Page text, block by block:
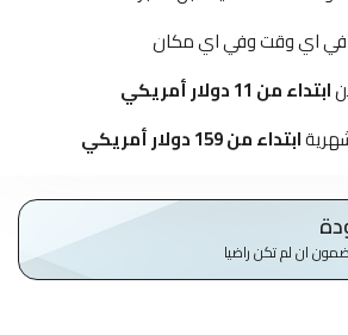
في اي وقت وفي اي مكان
ابتداء من 11 دولار أمريكي
ابتداء من 159 دولار أمريكي
ان لم تكن راضيا